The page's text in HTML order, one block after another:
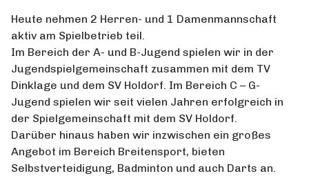
Heute nehmen 2 Herren- und 1 Damenmannschaft
aktiv am Spielbetrieb teil.
Im Bereich der A- und B-Jugend spielen wir in der
Jugendspielgemeinschaft zusammen mit dem TV
Dinklage und dem SV Holdorf. Im Bereich C – G-
Jugend spielen wir seit vielen Jahren erfolgreich in
der Spielgemeinschaft mit dem SV Holdorf.
Darüber hinaus haben wir inzwischen ein großes
Angebot im Bereich Breitensport, bieten
Selbstverteidigung, Badminton und auch Darts an.